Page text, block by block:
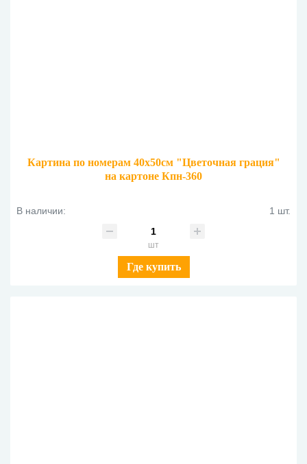
Картина по номерам 40х50см "Цветочная грация"
на картоне Кпн-360
В наличии: 1 шт.
шт
Где купить